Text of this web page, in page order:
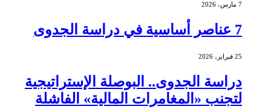
7 مارس، 2026
7 عناصر أساسية في دراسة الجدوى
25 فبراير، 2026
دراسة الجدوى.. البوصلة الإستراتيجية
لتجنب «المغامرات المالية» الفاشلة